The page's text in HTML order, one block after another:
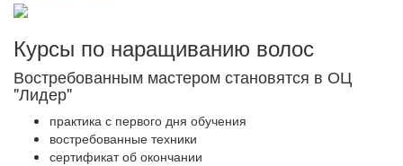
Курсы по наращиванию волос
Востребованным мастером становятся в ОЦ
"Лидер"
практика с первого дня обучения
востребованные техники
сертификат об окончании